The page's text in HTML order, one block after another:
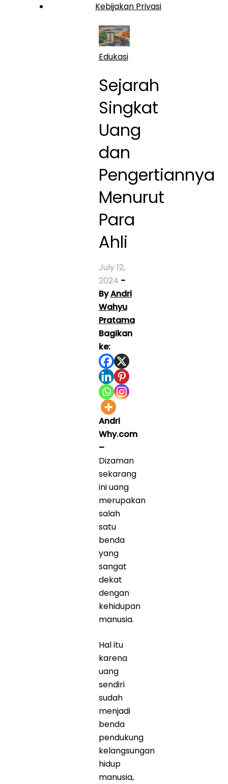
Kebijakan Privasi
Edukasi
Sejarah
Singkat
Uang
dan
Pengertiannya
Menurut
Para
Ahli
July 12,
2024 -
ByAndri
Wahyu
Pratama
Bagikan
ke:
Andri
Why.com
–
Dizaman
sekarang
ini uang
merupakan
salah
satu
benda
yang
sangat
dekat
dengan
kehidupan
manusia.
Hal itu
karena
uang
sendiri
sudah
menjadi
benda
pendukung
kelangsungan
hidup
manusia,